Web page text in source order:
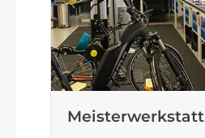
Meisterwerkstatt